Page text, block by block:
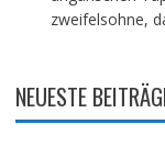
zweifelsohne,
NEUESTE